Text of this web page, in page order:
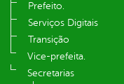
Prefeito.
Serviços Digitais
Transição
Vice-prefeita.
Secretarias